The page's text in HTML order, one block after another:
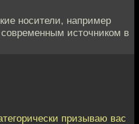
носители, например
источником в
призываю вас